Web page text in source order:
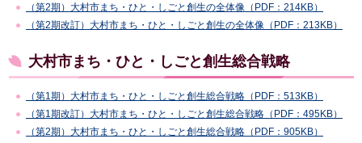
（第2期）大村市まち・ひと・しごと創生の全体像（PDF：214KB）
（第2期改訂）大村市まち・ひと・しごと創生の全体像（PDF：213KB）
大村市まち・ひと・しごと創生総合戦略
（第1期）大村市まち・ひと・しごと創生総合戦略（PDF：513KB）
（第1期改訂）大村市まち・ひと・しごと創生総合戦略（PDF：495KB）
（第2期）大村市まち・ひと・しごと創生総合戦略（PDF：905KB）